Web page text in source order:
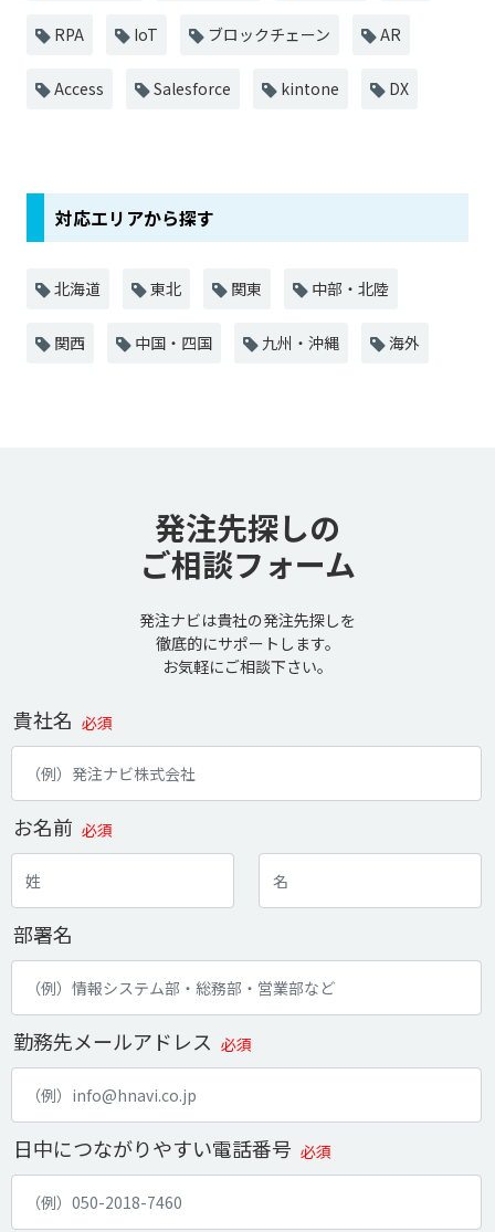
RPA IoT ブロックチェーン AR
Access Salesforce kintone DX
対応エリアから探す
北海道 東北 関東 中部・北陸
関西 中国・四国 九州・沖縄 海外
発注先探しの
ご相談フォーム
発注ナビは貴社の発注先探しを
徹底的にサポートします。
お気軽にご相談下さい。
貴社名 必須
お名前 必須
部署名
勤務先メールアドレス 必須
日中につながりやすい電話番号 必須